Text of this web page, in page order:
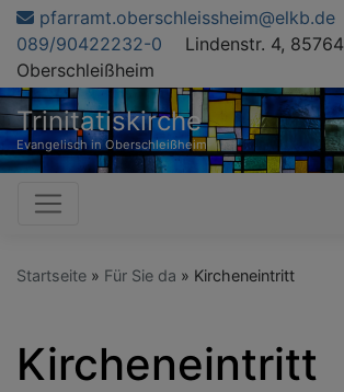
Direkt
zum
Inhalt
pfarramt.oberschleissheim@elkb.de
089/90422232-0
Lindenstr. 4, 85764
Oberschleißheim
Trinitatiskirche
Evangelisch in Oberschleißheim
Hauptnavigation
Startseite Für Sie da Kircheneintritt
Kircheneintritt